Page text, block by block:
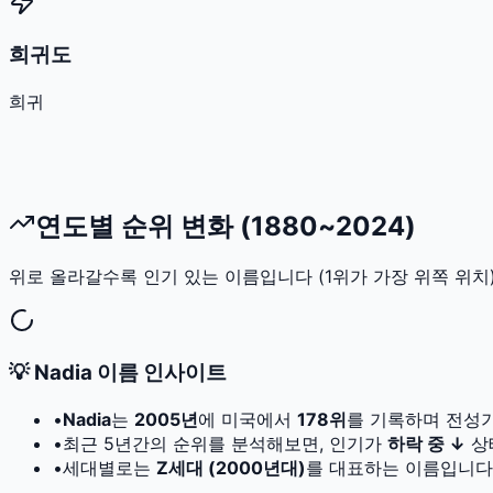
희귀도
희귀
연도별 순위 변화 (1880~2024)
위로 올라갈수록 인기 있는 이름입니다 (1위가 가장 위쪽 위치
💡Nadia 이름 인사이트
•Nadia는 2005년에 미국에서 178위를 기록하며 전성
•최근 5년간의 순위를 분석해보면, 인기가 하락 중 ↓ 상
•세대별로는 Z세대 (2000년대)를 대표하는 이름입니